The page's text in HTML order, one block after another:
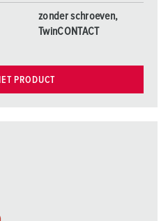
zonder schroeven,
TwinCONTACT
PRODUCT